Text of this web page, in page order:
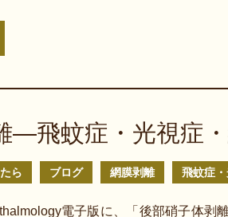
—飛蚊症・光視症
ら ブログ 網膜剥離 飛蚊症
電子版に、「後部硝子体剥